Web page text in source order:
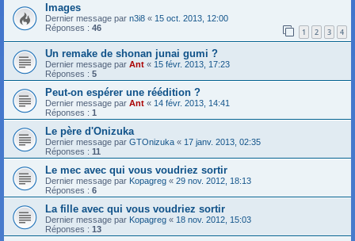
Images
Dernier message par n3i8 « 15 oct. 2013, 12:00
Réponses : 46 1 2 3 4
Un remake de shonan junai gumi ?
Dernier message par Ant « 15 févr. 2013, 17:23
Réponses : 5
Peut-on espérer une réédition ?
Dernier message par Ant « 14 févr. 2013, 14:41
Réponses : 1
Le père d'Onizuka
Dernier message par GTOnizuka « 17 janv. 2013, 02:35
Réponses : 11
Le mec avec qui vous voudriez sortir
Dernier message par Kopagreg « 29 nov. 2012, 18:13
Réponses : 6
La fille avec qui vous voudriez sortir
Dernier message par Kopagreg « 18 nov. 2012, 15:03
Réponses : 13